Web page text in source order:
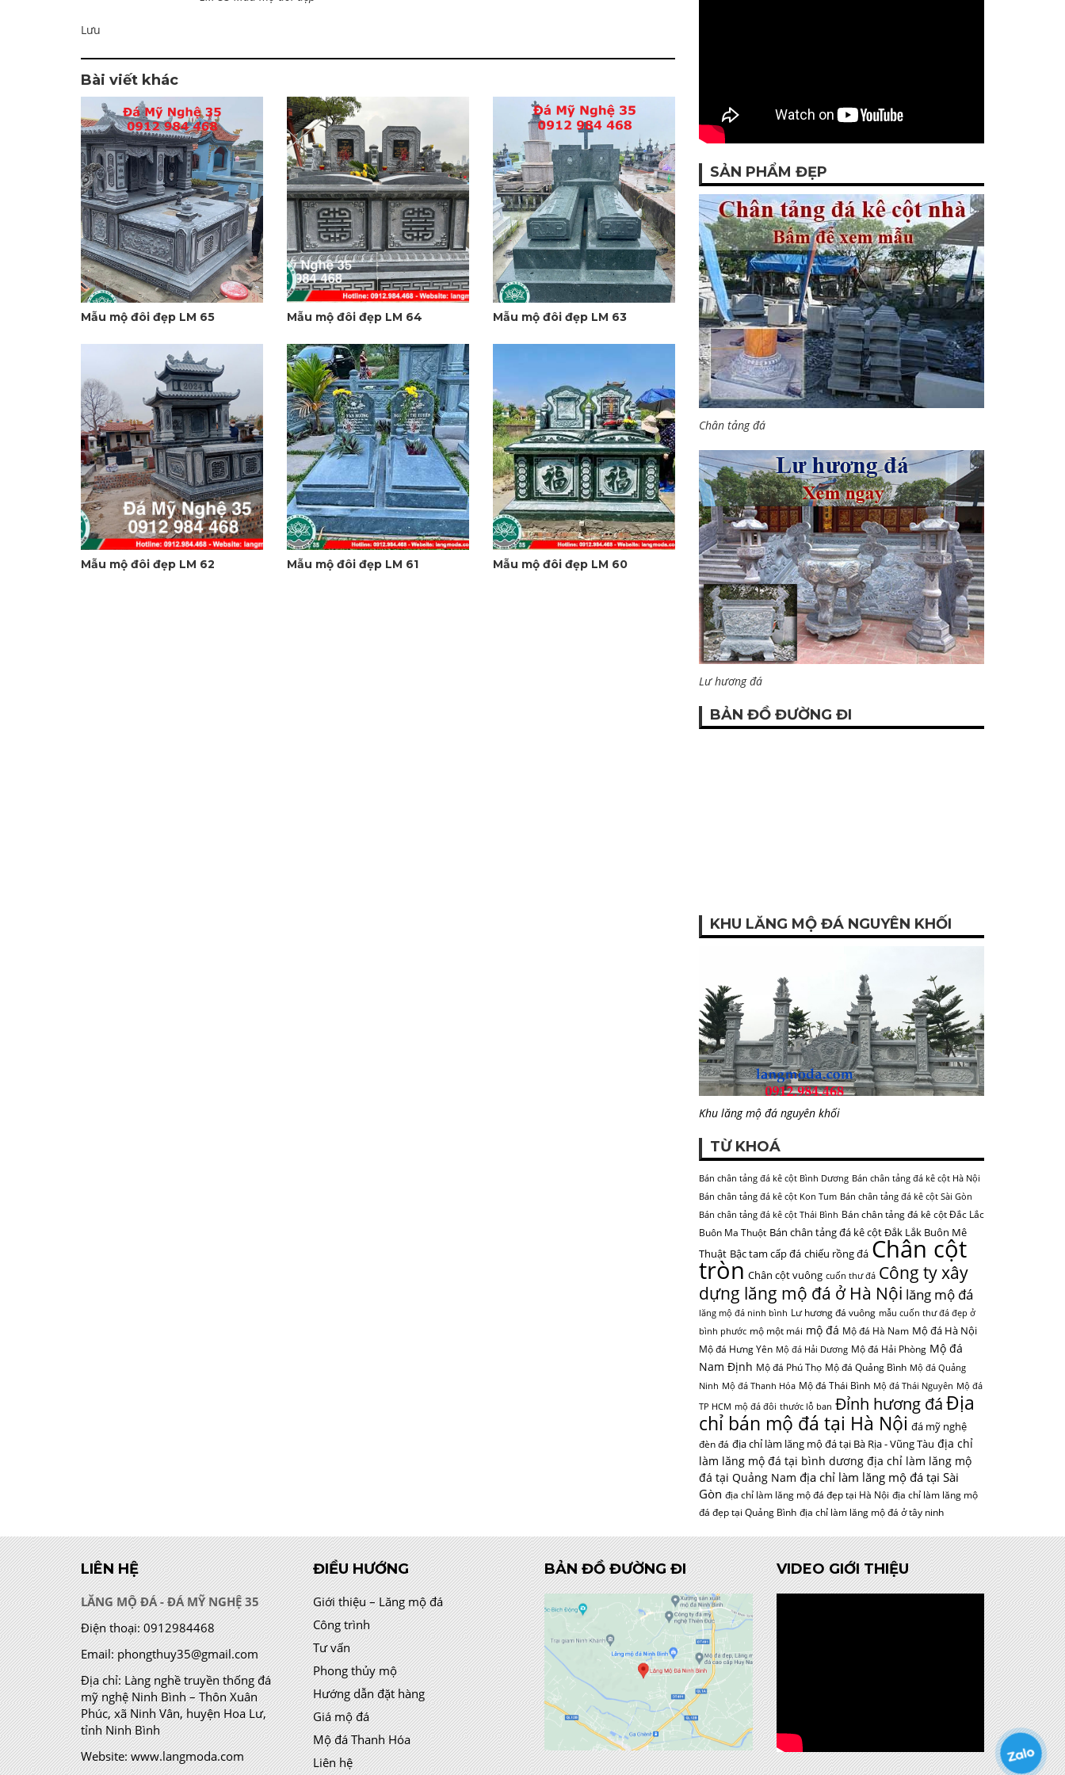
Lưu
Bài viết khác
Mẫu mộ đôi đẹp LM 65 Mẫu mộ đôi đẹp LM 64 Mẫu mộ đôi đẹp LM 63
Mẫu mộ đôi đẹp LM 62 Mẫu mộ đôi đẹp LM 61 Mẫu mộ đôi đẹp LM 60
SẢN PHẨM ĐẸP
Chân tảng đá
Lư hương đá
BẢN ĐỒ ĐƯỜNG ĐI
KHU LĂNG MỘ ĐÁ NGUYÊN KHỐI
Khu lăng mộ đá nguyên khối
TỪ KHOÁ
Bán chân tảng đá kê cột Bình Dương Bán chân tảng đá kê cột Hà Nội
Bán chân tảng đá kê cột Kon Tum Bán chân tảng đá kê cột Sài Gòn
Bán chân tảng đá kê cột Thái Bình Bán chân tảng đá kê cột Đắc Lắc
Buôn Ma Thuột Bán chân tảng đá kê cột Đắk Lắk Buôn Mê
Thuật Bậc tam cấp đá chiếu rồng đá Chân cột
tròn Chân cột vuông cuốn thư đá Công ty xây
dựng lăng mộ đá ở Hà Nội lăng mộ đá
lăng mộ đá ninh bình Lư hương đá vuông mẫu cuốn thư đá đẹp ở
bình phước mộ một mái mộ đá Mộ đá Hà Nam Mộ đá Hà Nội
Mộ đá Hưng Yên Mộ đá Hải Dương Mộ đá Hải Phòng Mộ đá
Nam Định Mộ đá Phú Thọ Mộ đá Quảng Bình Mộ đá Quảng
Ninh Mộ đá Thanh Hóa Mộ đá Thái Bình Mộ đá Thái Nguyên Mộ đá
TP HCM mộ đá đôi thước lỗ ban Đỉnh hương đáĐịa
chỉ bán mộ đá tại Hà Nội đá mỹ nghệ
đèn đá địa chỉ làm lăng mộ đá tại Bà Rịa - Vũng Tàu địa chỉ
làm lăng mộ đá tại bình dương địa chỉ làm lăng mộ
đá tại Quảng Nam địa chỉ làm lăng mộ đá tại Sài
Gòn địa chỉ làm lăng mộ đá đẹp tại Hà Nội địa chỉ làm lăng mộ
đá đẹp tại Quảng Bình địa chỉ làm lăng mộ đá ở tây ninh
LIÊN HỆ
LĂNG MỘ ĐÁ - ĐÁ MỸ NGHỆ 35
Điện thoại: 0912984468
Email: phongthuy35@gmail.com
Địa chỉ:Làng nghề truyền thống đá
mỹ nghệ Ninh Bình – Thôn Xuân
Phúc, xã Ninh Vân, huyện Hoa Lư,
tỉnh Ninh Bình
Website: www.langmoda.com
ĐIỀU HƯỚNG
Giới thiệu – Lăng mộ đá
Công trình
Tư vấn
Phong thủy mộ
Hướng dẫn đặt hàng
Giá mộ đá
Mộ đá Thanh Hóa
Liên hệ
BẢN ĐỒ ĐƯỜNG ĐI VIDEO GIỚI THIỆU